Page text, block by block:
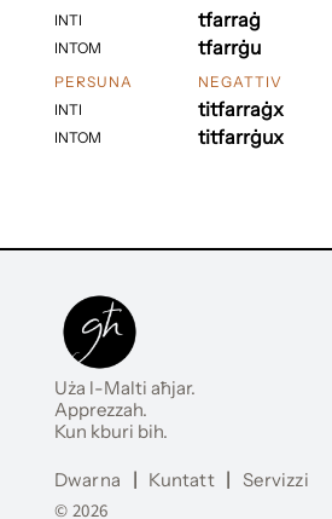
INTI
INTOM
tfarraġ
tfarrġu
PERSUNA
INTI
INTOM
NEGATTIV
titfarraġx
titfarrġux
Uża l-Malti aħjar.
Apprezzah.
Kun kburi bih.
Dwarna | Kuntatt | Servizzi
© 2026